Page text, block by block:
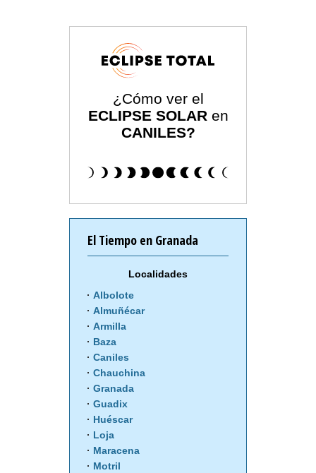
¿Cómo ver el
ECLIPSE SOLAR en
CANILES?
El Tiempo en Granada
Localidades
Albolote
Almuñécar
Armilla
Baza
Caniles
Chauchina
Granada
Guadix
Huéscar
Loja
Maracena
Motril